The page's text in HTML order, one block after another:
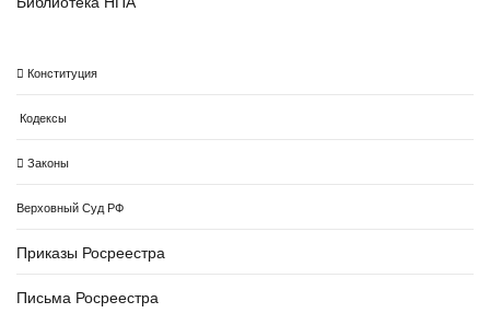
Конституция
Кодексы
Законы
Верховный Суд РФ
Приказы Росреестра
Письма Росреестра